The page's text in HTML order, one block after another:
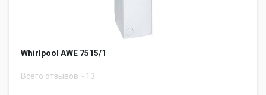
Whirlpool AWE 7515/1
Всего отзывов 13